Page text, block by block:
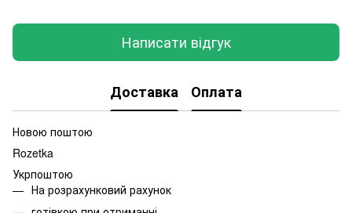
Написати відгук
Доставка Оплата
Новою поштою
Rozetka
Укрпоштою
На розрахунковий рахунок